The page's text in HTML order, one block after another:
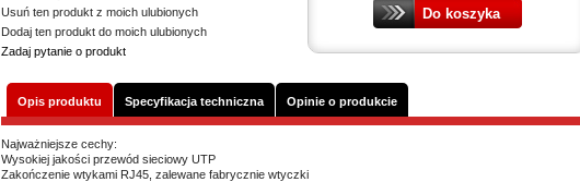
Usuń ten produkt z moich ulubionych
Dodaj ten produkt do moich ulubionych
Zadaj pytanie o produkt
Opis produktu Specyfikacja techniczna Opinie o produkcie
Najważniejsze cechy:
Wysokiej jakości przewód sieciowy UTP
Zakończenie wtykami RJ45, zalewane fabrycznie wtyczki